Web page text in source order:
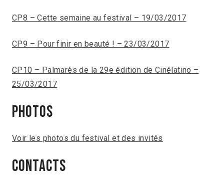
CP8 – Cette semaine au festival – 19/03/2017
CP9 – Pour finir en beauté ! – 23/03/2017
CP10 – Palmarès de la 29e édition de Cinélatino –
25/03/2017
Photos
Voir les photos du festival et des invités
CONTACTS